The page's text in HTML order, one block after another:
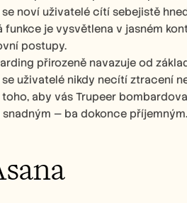
noví uživatelé cítí sebejistě
funkce je vysvětlena v jasném
postupy.
přirozeně navazuje od
uživatelé nikdy necítí ztracení
aby vás Trupeer
snadným — ba dokonce příjemným.